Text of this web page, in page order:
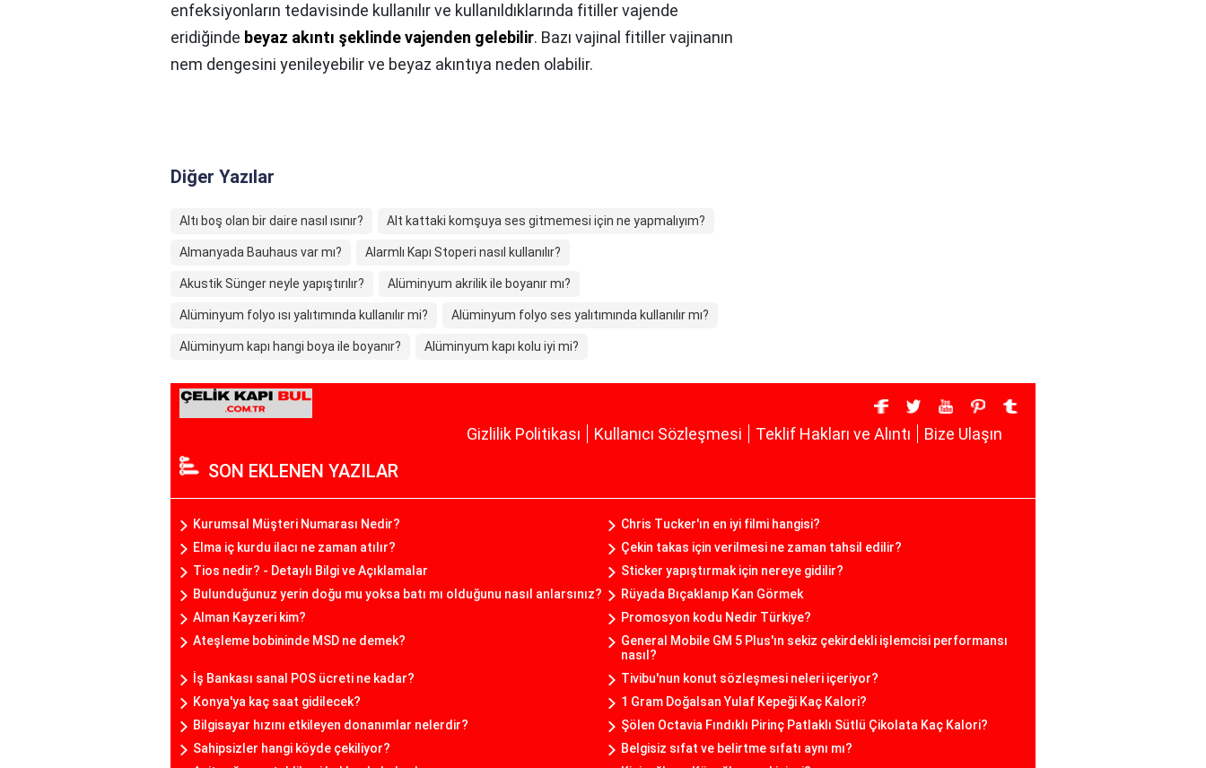
enfeksiyonların tedavisinde kullanılır ve kullanıldıklarında fitiller vajende
eridiğinde beyaz akıntı şeklinde vajenden gelebilir. Bazı vajinal fitiller vajinanın
nem dengesini yenileyebilir ve beyaz akıntıya neden olabilir.
Diğer Yazılar
Altı boş olan bir daire nasıl ısınır? Alt kattaki komşuya ses gitmemesi için ne yapmalıyım?
Almanyada Bauhaus var mı? Alarmlı Kapı Stoperi nasıl kullanılır?
Akustik Sünger neyle yapıştırılır? Alüminyum akrilik ile boyanır mı?
Alüminyum folyo ısı yalıtımında kullanılır mi? Alüminyum folyo ses yalıtımında kullanılır mı?
Alüminyum kapı hangi boya ile boyanır? Alüminyum kapı kolu iyi mi?
Gizlilik Politikası Kullanıcı Sözleşmesi Teklif Hakları ve Alıntı Bize Ulaşın
SON EKLENEN YAZILAR
Kurumsal Müşteri Numarası Nedir?
Chris Tucker'ın en iyi filmi hangisi?
Elma iç kurdu ilacı ne zaman atılır?
Çekin takas için verilmesi ne zaman tahsil edilir?
Tios nedir? - Detaylı Bilgi ve Açıklamalar
Sticker yapıştırmak için nereye gidilir?
Bulunduğunuz yerin doğu mu yoksa batı mı olduğunu nasıl anlarsınız?
Rüyada Bıçaklanıp Kan Görmek
Alman Kayzeri kim?
Promosyon kodu Nedir Türkiye?
Ateşleme bobininde MSD ne demek?
General Mobile GM 5 Plus'ın sekiz çekirdekli işlemcisi performansı
nasıl?
İş Bankası sanal POS ücreti ne kadar?
Tivibu'nun konut sözleşmesi neleri içeriyor?
Konya'ya kaç saat gidilecek?
1 Gram Doğalsan Yulaf Kepeği Kaç Kalori?
Bilgisayar hızını etkileyen donanımlar nelerdir?
Şölen Octavia Fındıklı Pirinç Patlaklı Sütlü Çikolata Kaç Kalori?
Sahipsizler hangi köyde çekiliyor?
Belgisiz sıfat ve belirtme sıfatı aynı mı?